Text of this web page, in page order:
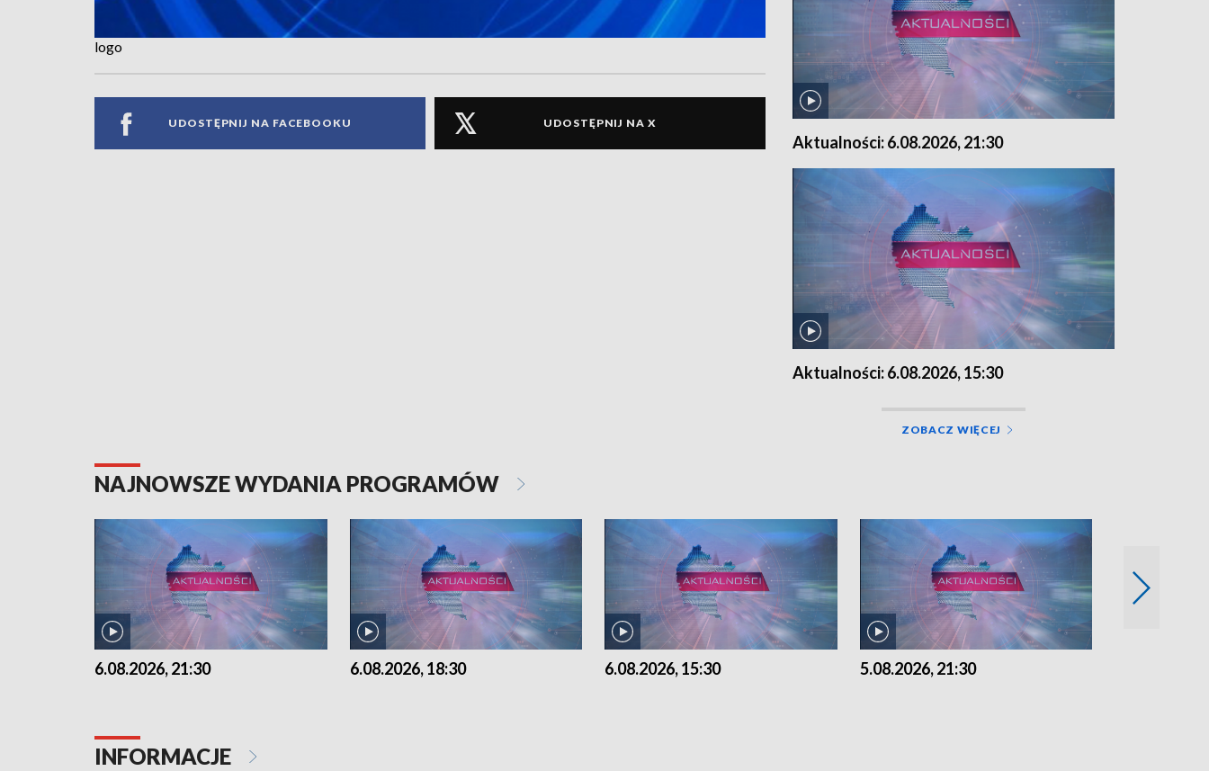
logo
UDOSTĘPNIJ NA FACEBOOKU UDOSTĘPNIJ NA X
Aktualności: 6.08.2026, 21:30
Aktualności: 6.08.2026, 15:30
ZOBACZ WIĘCEJ
NAJNOWSZE WYDANIA PROGRAMÓW
6.08.2026, 21:30 6.08.2026, 18:30 6.08.2026, 15:30 5.08.2026, 21:30
INFORMACJE